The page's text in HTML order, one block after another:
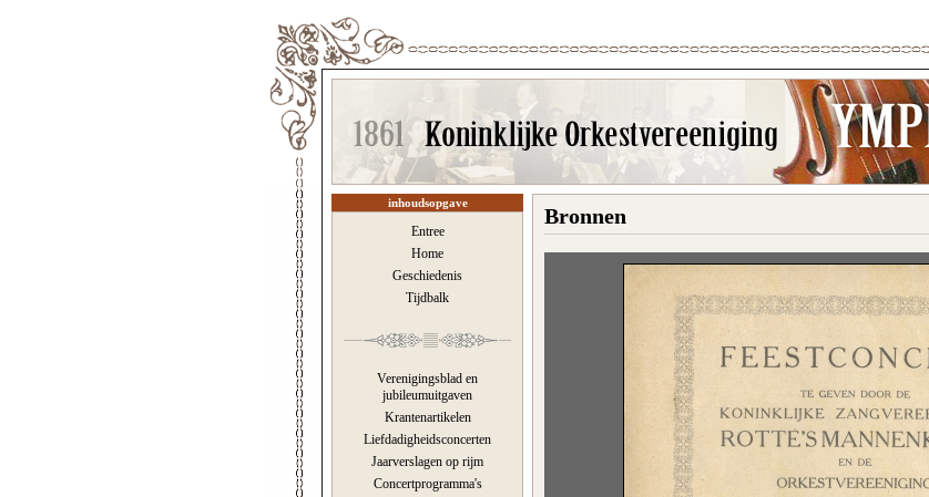
inhoudsopgave
Entree
Home
Geschiedenis
Tijdbalk
Verenigingsblad en
jubileumuitgaven
Krantenartikelen
Liefdadigheidsconcerten
Jaarverslagen op rijm
Concertprogramma's
Bronnen